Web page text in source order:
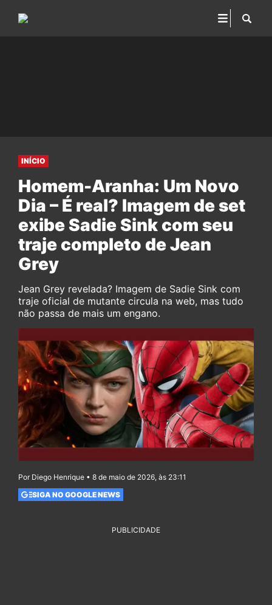
INÍCIO
Homem-Aranha: Um Novo
Dia – É real? Imagem de set
exibe Sadie Sink com seu
traje completo de Jean
Grey
Jean Grey revelada? Imagem de Sadie Sink com
traje oficial de mutante circula na web, mas tudo
não passa de mais um engano.
Por Diego Henrique • 8 de maio de 2026, às 23:11
SIGA NO GOOGLE NEWS
PUBLICIDADE